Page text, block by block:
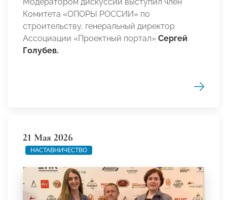
Комитета «ОПОРЫ РОССИИ» по
строительству, генеральный директор
Ассоциации «Проектный портал» Сергей
Голубев.
21 Мая 2026
НАСТАВНИЧЕСТВО